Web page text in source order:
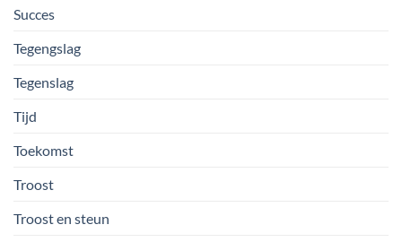
Succes
Tegengslag
Tegenslag
Tijd
Toekomst
Troost
Troost en steun